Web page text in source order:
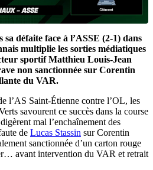
défaite face à l’ASSE (2-1) dans
multiplie les sorties médiatiques
sportif Matthieu Louis-Jean
non sanctionnée sur Corentin
du VAR.
l’AS Saint-Étienne contre l’OL, les
savourent ce succès dans la course
mal l’enchaînement des
de Lucas Stassin sur Corentin
sanctionnée d’un carton rouge
avant intervention du VAR et retrait